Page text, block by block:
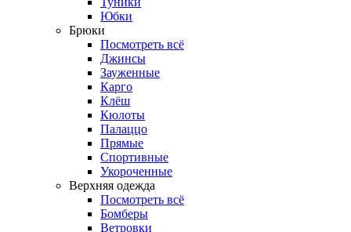
Юбки
Брюки
Посмотреть всё
Джинсы
Зауженные
Карго
Клёш
Кюлоты
Палаццо
Прямые
Спортивные
Укороченные
Верхняя одежда
Посмотреть всё
Бомберы
Ветровки